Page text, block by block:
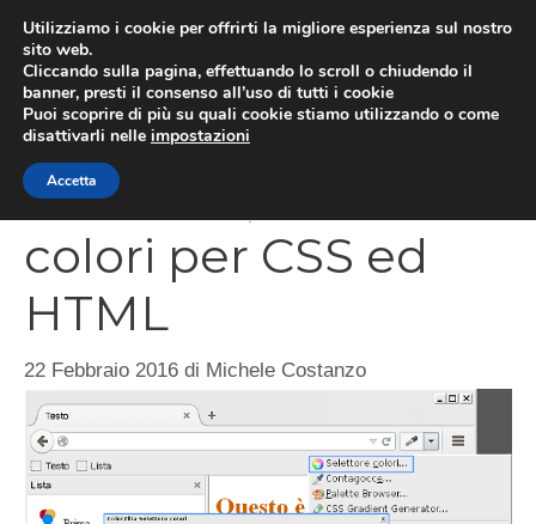
contenuto
ColorZilla, codici dei
colori per CSS ed
HTML
22 Febbraio 2016 di Michele Costanzo
Utilizziamo i cookie per offrirti la migliore esperienza sul nostro
sito web.
Cliccando sulla pagina, effettuando lo scroll o chiudendo il
banner, presti il consenso all’uso di tutti i cookie
Puoi scoprire di più su quali cookie stiamo utilizzando o come
disattivarli nelle impostazioni
Accetta